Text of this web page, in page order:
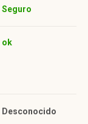
Seguro
ok
Desconocido